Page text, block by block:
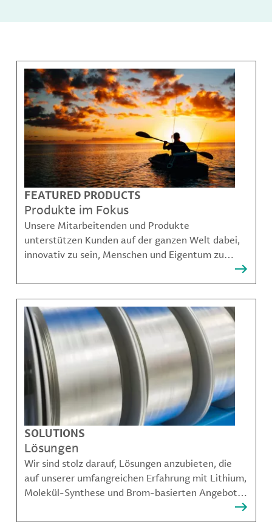
FEATURED PRODUCTS
Produkte im Fokus
Unsere Mitarbeitenden und Produkte
unterstützen Kunden auf der ganzen Welt dabei,
innovativ zu sein, Menschen und Eigentum zu
nachhaltigere Möglichkeiten für Mobilität,
Kommunikation und Wachstum zu schaffen.
SOLUTIONS
Lösungen
Wir sind stolz darauf, Lösungen anzubieten, die
auf unserer umfangreichen Erfahrung mit Lithium,
Molekül-Synthese und Brom-basierten Angeboten
komplexe Herausforderungen zu bewältigen.